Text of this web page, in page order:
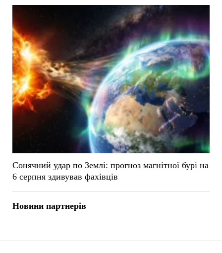
Сонячний удар по Землі: прогноз магнітної бурі на
6 серпня здивував фахівців
Новини партнерів